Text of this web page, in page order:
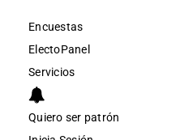
Encuestas
ElectoPanel
Servicios
Quiero ser patrón